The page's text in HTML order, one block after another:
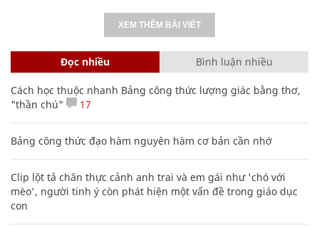
XEM THÊM BÀI VIẾT
Đọc nhiều Bình luận nhiều
Cách học thuộc nhanh Bảng công thức lượng giác bằng thơ,
"thần chú"
17
Bảng công thức đạo hàm nguyên hàm cơ bản cần nhớ
Clip lột tả chân thực cảnh anh trai và em gái như 'chó với
mèo', người tinh ý còn phát hiện một vấn đề trong giáo dục
con